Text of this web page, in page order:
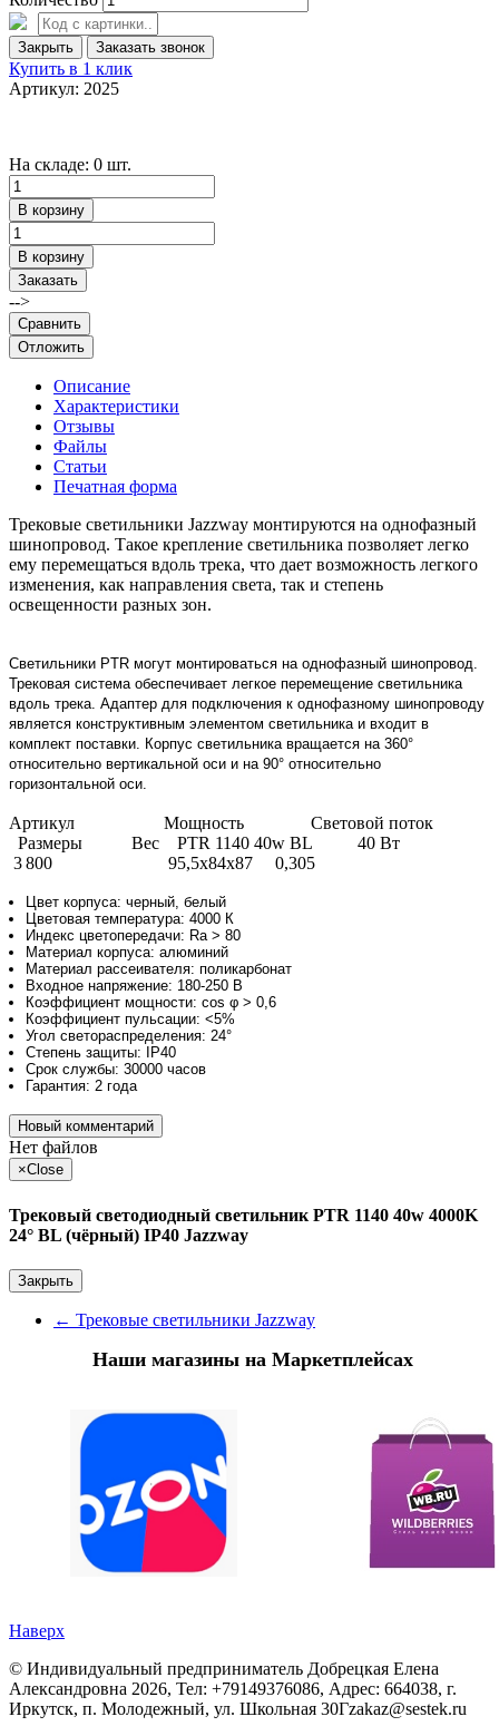
Закрыть Заказать звонок
Купить в 1 клик
Артикул: 2025
На складе: 0 шт.
В корзину
В корзину
Заказать
-->
Сравнить
Отложить
Описание
Характеристики
Отзывы
Файлы
Статьи
Печатная форма
Трековые светильники Jazzway монтируются на однофазный
шинопровод. Такое крепление светильника позволяет легко
ему перемещаться вдоль трека, что дает возможность легкого
изменения, как направления света, так и степень
освещенности разных зон.
Светильники PTR могут монтироваться на однофазный шинопровод.
Трековая система обеспечивает легкое перемещение светильника
вдоль трека. Адаптер для подключения к однофазному шинопроводу
является конструктивным элементом светильника и входит в
комплект поставки. Корпус светильника вращается на 360°
относительно вертикальной оси и на 90° относительно
горизонтальной оси.
Артикул Мощность Световой поток
Размеры Вес PTR 1140 40w BL 40 Вт
3 800 95,5x84x87 0,305
Цвет корпуса: черный, белый
Цветовая температура: 4000 К
Индекс цветопередачи: Ra > 80
Материал корпуса: алюминий
Материал рассеивателя: поликарбонат
Входное напряжение: 180-250 В
Коэффициент мощности: cos φ > 0,6
Коэффициент пульсации: <5%
Угол светораспределения: 24°
Степень защиты: IP40
Срок службы: 30000 часов
Гарантия: 2 года
Новый комментарий
Нет файлов
×Close
Трековый светодиодный светильник PTR 1140 40w 4000K
24° BL (чёрный) IP40 Jazzway
Закрыть
← Трековые светильники Jazzway
Наши магазины на Маркетплейсах
Наверх
© Индивидуальный предприниматель Добрецкая Елена
Александровна 2026, Тел: +79149376086, Адрес: 664038, г.
Иркутск, п. Молодежный, ул. Школьная 30Гzakaz@sestek.ru